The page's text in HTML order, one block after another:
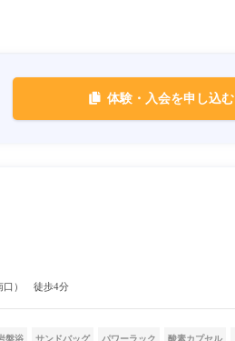
体験・入会を申し込む
口） 徒歩4分
盤浴 サンドバッグ パワーラック 酸素カプセル